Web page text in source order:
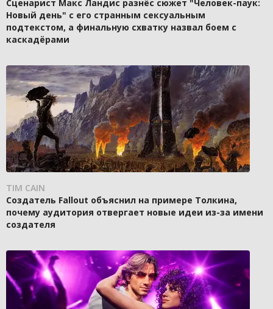
Сценарист Макс Ландис разнёс сюжет "Человек-паук:
Новый день" с его странным сексуальным
подтекстом, а финальную схватку назвал боем с
каскадёрами
TIM CAIN
Создатель Fallout объяснил на примере Толкина,
почему аудитория отвергает новые идеи из-за имени
создателя